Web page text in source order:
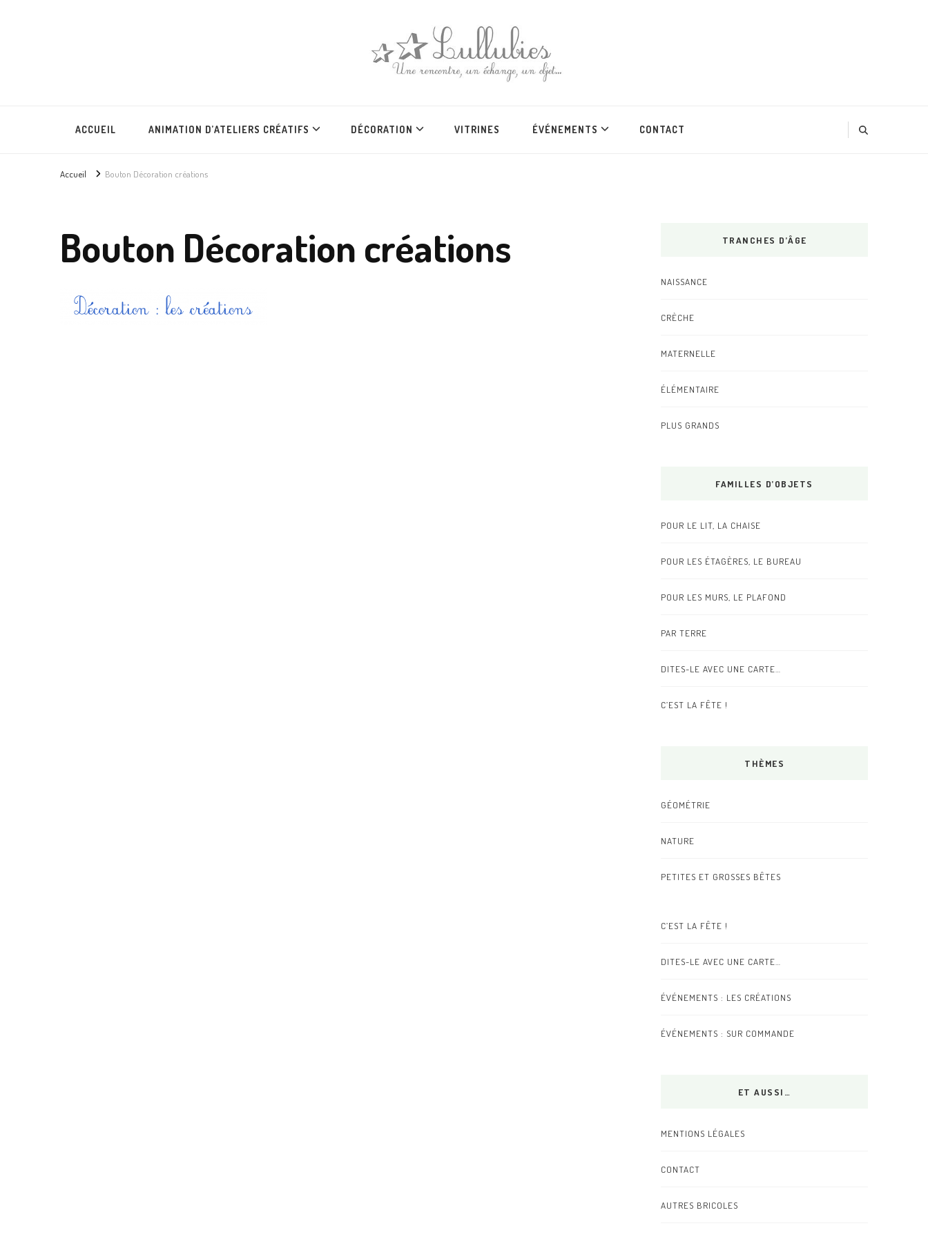
ACCUEIL ANIMATION D’ATELIERS CRÉATIFS DÉCORATION VITRINES ÉVÉNEMENTS CONTACT
Accueil Bouton Décoration créations
Bouton Décoration créations TRANCHES D’ÂGE
NAISSANCE
CRÈCHE
MATERNELLE
ÉLÉMENTAIRE
PLUS GRANDS
FAMILLES D’OBJETS
POUR LE LIT, LA CHAISE
POUR LES ÉTAGÈRES, LE BUREAU
POUR LES MURS, LE PLAFOND
PAR TERRE
DITES-LE AVEC UNE CARTE…
C’EST LA FÊTE !
THÈMES
GÉOMÉTRIE
NATURE
PETITES ET GROSSES BÊTES
C’EST LA FÊTE !
DITES-LE AVEC UNE CARTE…
ÉVÉNEMENTS : LES CRÉATIONS
ÉVÉNEMENTS : SUR COMMANDE
ET AUSSI…
MENTIONS LÉGALES
CONTACT
AUTRES BRICOLES